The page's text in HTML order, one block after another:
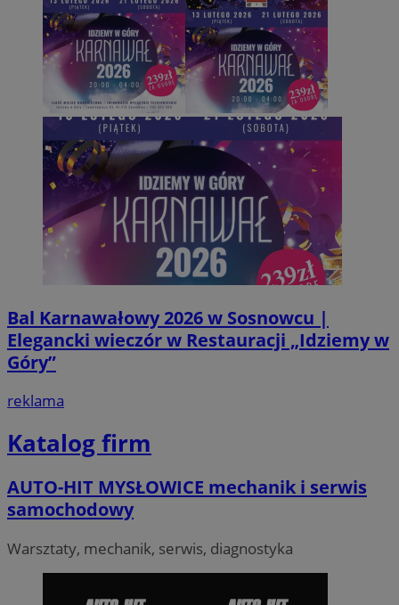
Bal Karnawałowy 2026 w Sosnowcu |
Elegancki wieczór w Restauracji „Idziemy w
Góry”
reklama
Katalog firm
AUTO-HIT MYSŁOWICE mechanik i serwis
samochodowy
Warsztaty, mechanik, serwis, diagnostyka